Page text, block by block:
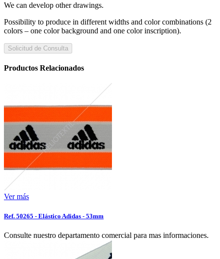
We can develop other drawings.
Possibility to produce in different widths and color combinations (2
colors – one color background and one color inscription).
Solicitud de Consulta
Productos Relacionados
Ver más
Ref. 50265 - Elástico Adidas - 53mm
Consulte nuestro departamento comercial para mas informaciones.